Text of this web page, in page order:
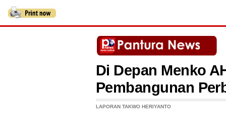
Di Depan Menko
Pembangunan
LAPORAN TAKWO HERIYANTO